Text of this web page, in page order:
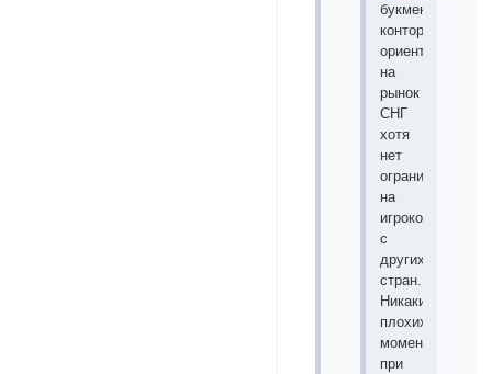
букмекерская
контора
ориентирована
на
рынок
СНГ
хотя
нет
ограничений
на
игроков
с
других
стран.
Никаких
плохих
моментов
при